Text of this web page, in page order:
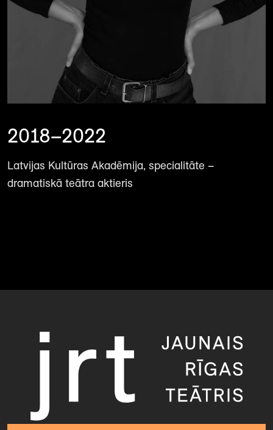
2018–2022
Latvijas Kultūras Akadēmija, specialitāte –
dramatiskā teātra aktieris